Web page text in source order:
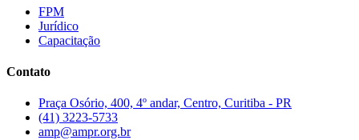
FPM
Jurídico
Capacitação
Contato
Praça Osório, 400, 4º andar, Centro, Curitiba - PR
(41) 3223-5733
amp@ampr.org.br